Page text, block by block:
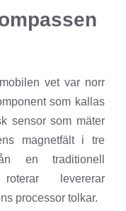
vet var norr
som kallas
sensor som mäter
magnetfält i tre
en traditionell
levererar
processor tolkar.